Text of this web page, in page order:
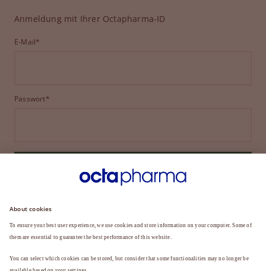
Anmeldung mit Ihrer Octapharma-ID
E-Mail*
Passwort*
ANMELDEN